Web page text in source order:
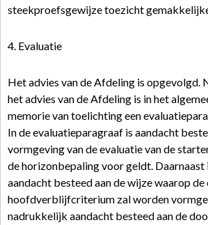
steekproefsgewijze toezicht
4. Evaluatie
Het advies van de Afdeling is opgevolgd.
het advies van de Afdeling is in het
memorie van toelichting een
In de evaluatieparagraaf is aandacht
vormgeving van de evaluatie van de
de horizonbepaling voor geldt. Daarnaast
aandacht besteed aan de wijze waarop de
hoofdverblijfcriterium zal worden
nadrukkelijk aandacht besteed aan de